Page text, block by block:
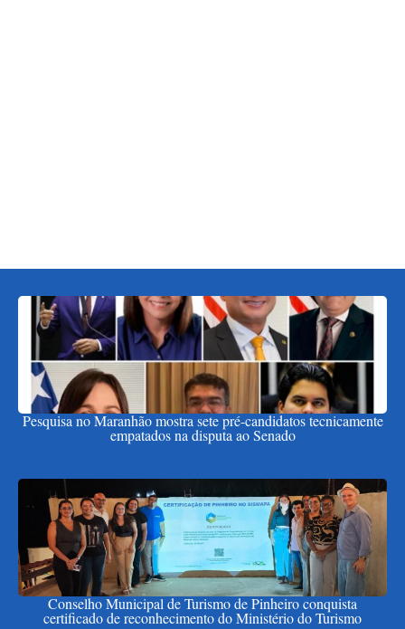
Pesquisa no Maranhão mostra sete pré-candidatos tecnicamente
empatados na disputa ao Senado
Conselho Municipal de Turismo de Pinheiro conquista
certificado de reconhecimento do Ministério do Turismo